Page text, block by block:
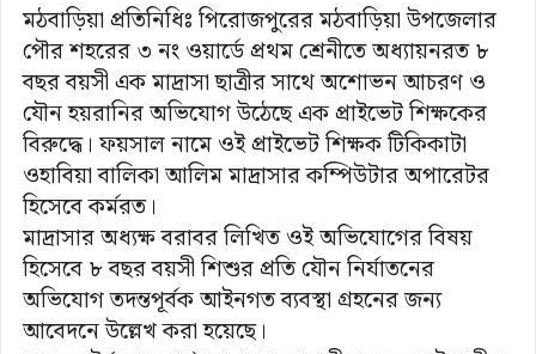
মঠবাড়িয়া প্রতিনিধিঃ পিরোজপুরের মঠবাড়িয়া উপজেলার
পৌর শহরের ৩ নং ওয়ার্ডে প্রথম শ্রেনীতে অধ্যায়নরত ৮
বছর বয়সী এক মাদ্রাসা ছাত্রীর সাথে অশোভন আচরণ ও
যৌন হয়রানির অভিযোগ উঠেছে এক প্রাইভেট শিক্ষকের
বিরুদ্ধে। ফয়সাল নামে ওই প্রাইভেট শিক্ষক টিকিকাটা
ওহাবিয়া বালিকা আলিম মাদ্রাসার কম্পিউটার অপারেটর
হিসেবে কর্মরত।
মাদ্রাসার অধ্যক্ষ বরাবর লিখিত ওই অভিযোগের বিষয়
হিসেবে ৮ বছর বয়সী শিশুর প্রতি যৌন নির্যাতনের
অভিযোগ তদন্তপূর্বক আইনগত ব্যবস্থা গ্রহনের জন্য
আবেদনে উল্লেখ করা হয়েছে।